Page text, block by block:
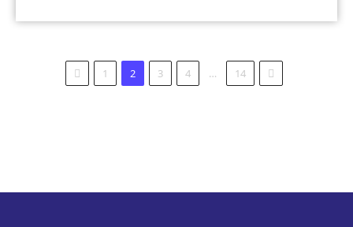
Previous
1 2 3 4 … 14 Next